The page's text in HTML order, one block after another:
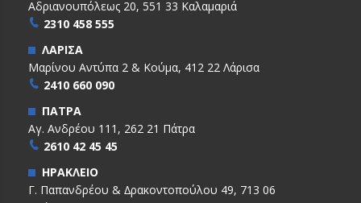
Αδριανουπόλεως 20, 551 33 Καλαμαριά
2310 458 555
ΛΑΡΙΣΑ
Μαρίνου Αντύπα 2 & Κούμα, 412 22 Λάρισα
2410 660 090
ΠΑΤΡΑ
Αγ. Ανδρέου 111, 262 21 Πάτρα
2610 42 45 45
ΗΡΑΚΛΕΙΟ
Γ. Παπανδρέου & ∆ρακοντοπούλου 49, 713 06